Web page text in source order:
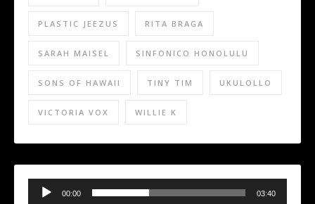
PLASTIC JEEZUS RITA BRAGA
SARAH MAISEL SINFONICO HONOLULU
SONS OF HAWAII TINY TIM UKULOLLO
VICTORIA VOX WILLIE K
Audio
Player
00:00 03:40